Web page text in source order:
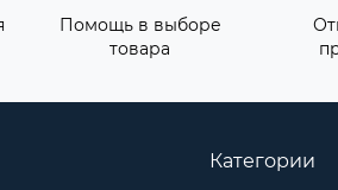
Помощь в выборе
товара
Категории